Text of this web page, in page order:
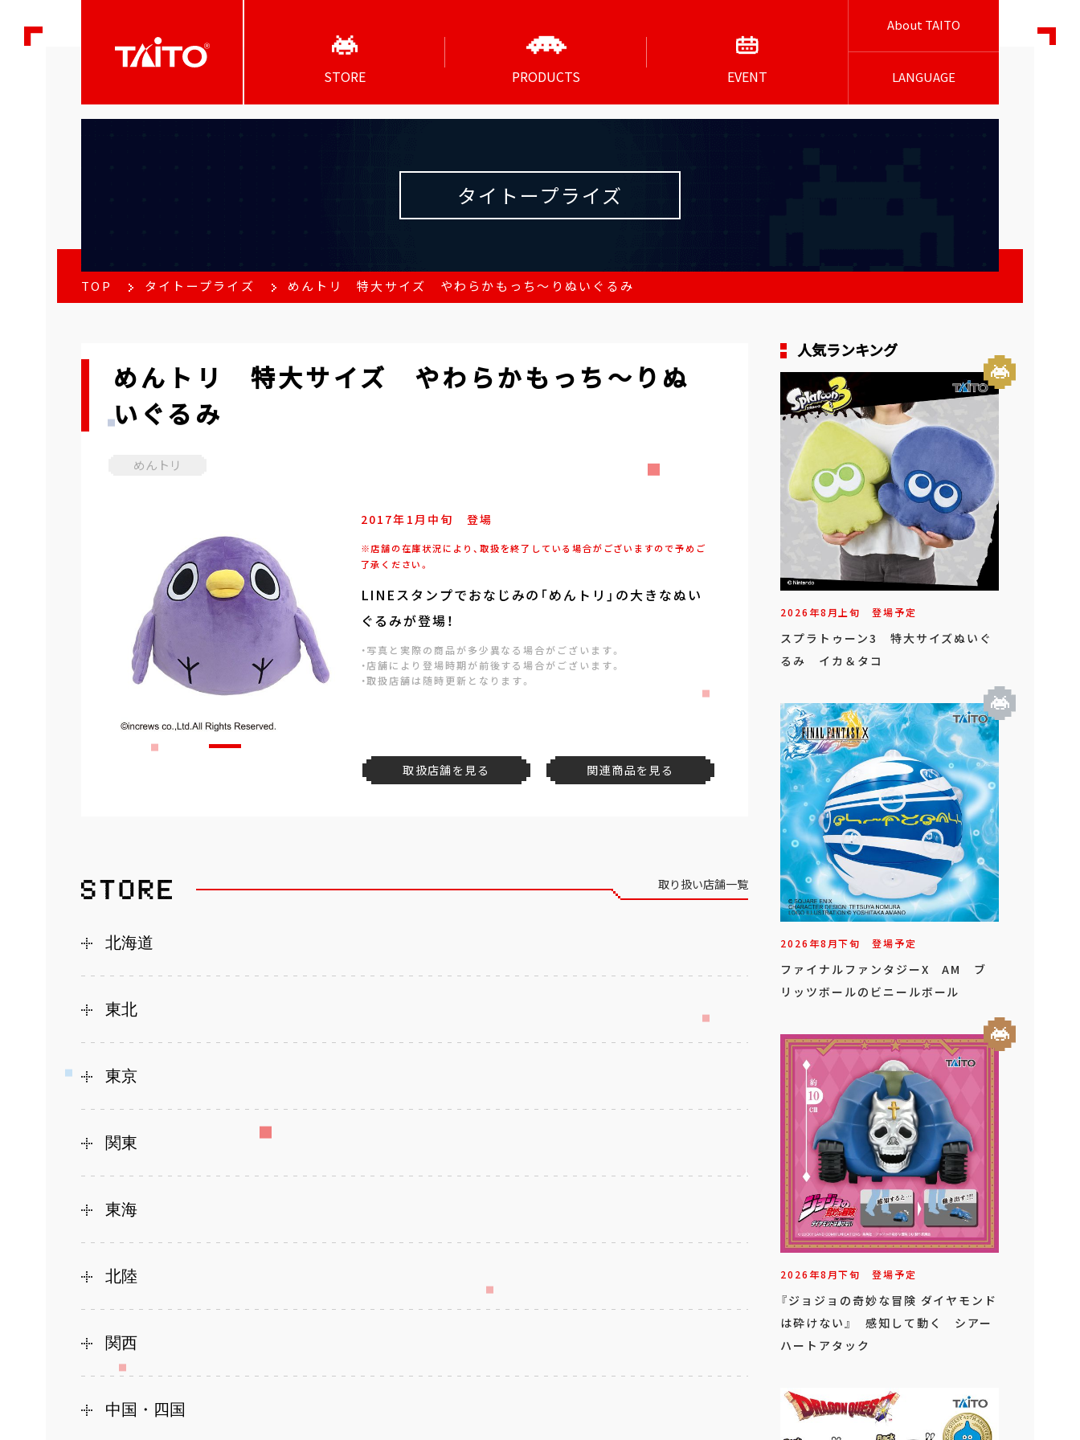
STORE PRODUCTS EVENT
About TAITO
LANGUAGE
タイトープライズ
TOP タイトープライズ めんトリ 特大サイズ やわらかもっち～りぬいぐるみ
めんトリ 特大サイズ やわらかもっち～りぬ
いぐるみ
めんトリ
2017年 1月 中旬 登場
※店舗の在庫状況により、取扱を終了している場合がございますので予めご
了承ください。
LINEスタンプでおなじみの「めんトリ」の大きなぬい
ぐるみが登場！
・写真と実際の商品が多少異なる場合がございます。
・店舗により登場時期が前後する場合がございます。
・取扱店舗は随時更新となります。
取扱店舗を見る 関連商品を見る
取り扱い店舗一覧
北海道
東北
東京
関東
東海
北陸
関西
中国・四国
人気ランキング
2026年8月上旬 登場予定
スプラトゥーン3 特大サイズぬいぐ
るみ イカ＆タコ
2026年8月下旬 登場予定
ファイナルファンタジーX AM ブ
リッツボールのビニールボール
2026年8月下旬 登場予定
『ジョジョの奇妙な冒険 ダイヤモンド
は砕けない』 感知して動く シアー
ハートアタック